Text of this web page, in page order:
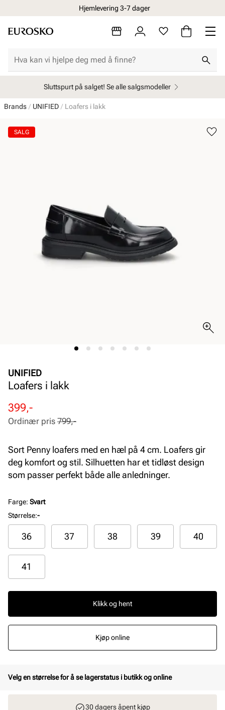
Hjemlevering 3-7 dager
Sluttspurt på salget! Se alle salgsmodeller
Brands UNIFIED Loafers i lakk
SALG
UNIFIED
Loafers i lakk
Rabattert
pris
399,-
Ordinær
pris
Ordinær pris 799,-
Sort Penny loafers med en hæl på 4 cm. Loafers gir
deg komfort og stil. Silhuetten har et tidløst design
som passer perfekt både alle anledninger.
Farge: Svart
Størrelse:-
36 37 38 39 40
41
Klikk og hent
Kjøp online
Velg en størrelse for å se lagerstatus i butikk og online
30 dagers åpent kjøp